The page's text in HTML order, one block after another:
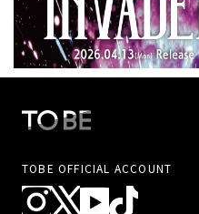
TOBE OFFICIAL ACCOUNT